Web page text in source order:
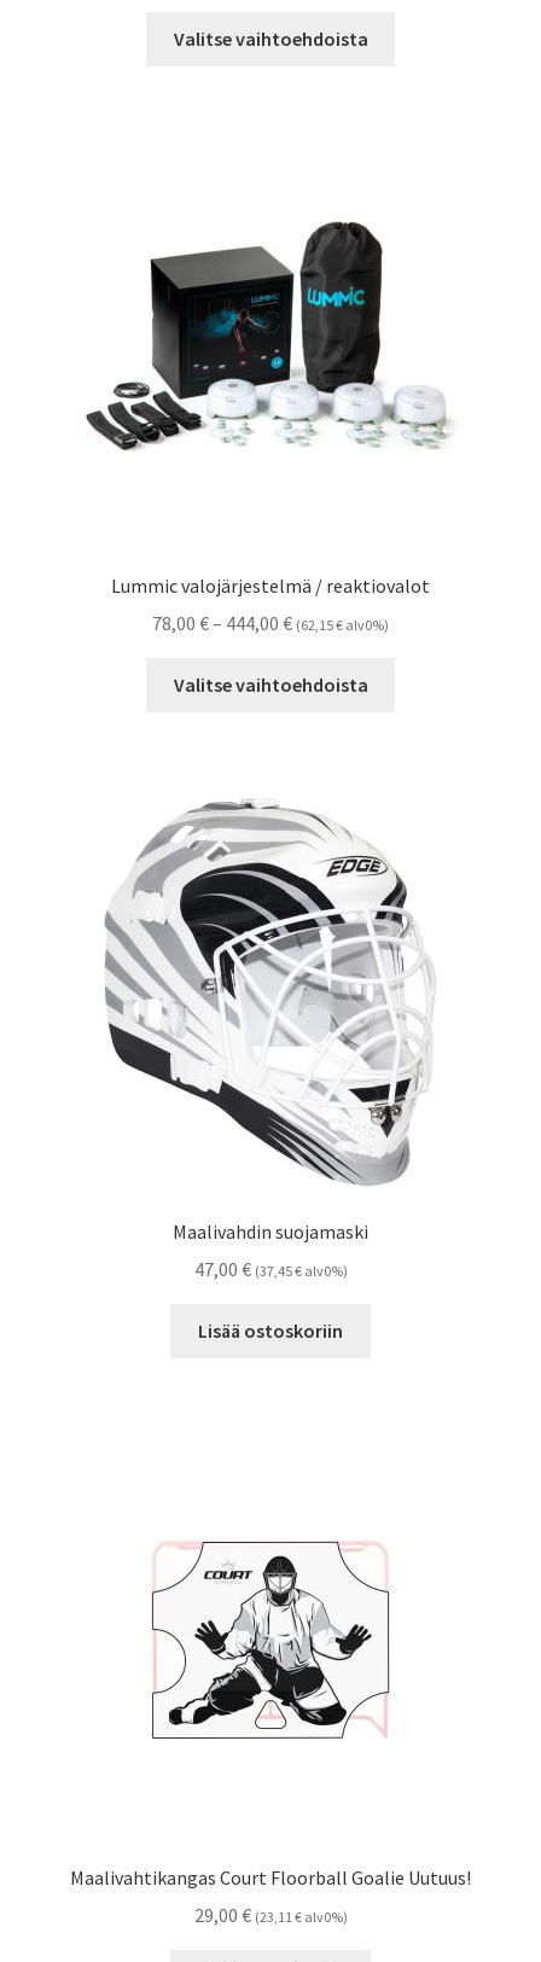
-
Valitse vaihtoehdoista
Lummic valojärjestelmä / reaktiovalot
78,00 €– 444,00 €Hintaluokka:
-
(62,15€ alv0%)
Valitse vaihtoehdoista
valinnat
tuotteen
sivulla.
Maalivahdin suojamaski
47,00 € (37,45€alv0%)
Lisää ostoskoriin
Maalivahtikangas Court Floorball Goalie Uutuus!
29,00 € (23,11 €alv0%)